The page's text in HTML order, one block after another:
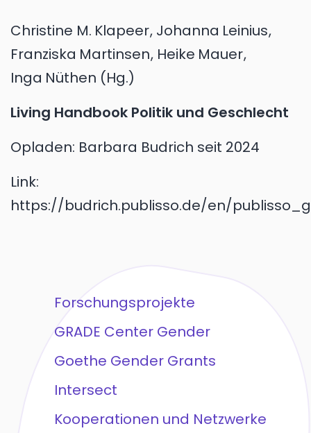
Christine M. Klapeer, Johanna Leinius,
Franziska Martinsen, Heike Mauer,
Inga Nüthen (Hg.)
Living Handbook Politik und Geschlecht
Opladen: Barbara Budrich seit 2024
Link:
https://budrich.publisso.de/en/
Forschungsprojekte
GRADE Center Gender
Goethe Gender Grants
Intersect
Kooperationen und Netzwerke